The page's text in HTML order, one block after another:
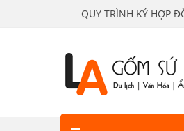
QUY TRÌNH KÝ HỢP